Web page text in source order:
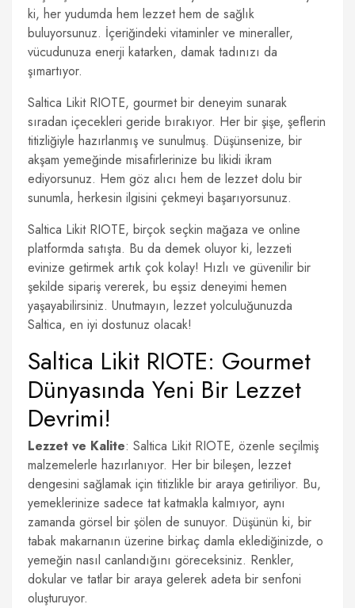
ki, her yudumda hem lezzet hem de sağlık
buluyorsunuz. İçeriğindeki vitaminler ve mineraller,
vücudunuza enerji katarken, damak tadınızı da
şımartıyor.
Saltica Likit RIOTE, gourmet bir deneyim sunarak
sıradan içecekleri geride bırakıyor. Her bir şişe, şeflerin
titizliğiyle hazırlanmış ve sunulmuş. Düşünsenize, bir
akşam yemeğinde misafirlerinize bu likidi ikram
ediyorsunuz. Hem göz alıcı hem de lezzet dolu bir
sunumla, herkesin ilgisini çekmeyi başarıyorsunuz.
Saltica Likit RIOTE, birçok seçkin mağaza ve online
platformda satışta. Bu da demek oluyor ki, lezzeti
evinize getirmek artık çok kolay! Hızlı ve güvenilir bir
şekilde sipariş vererek, bu eşsiz deneyimi hemen
yaşayabilirsiniz. Unutmayın, lezzet yolculuğunuzda
Saltica, en iyi dostunuz olacak!
Saltica Likit RIOTE: Gourmet
Dünyasında Yeni Bir Lezzet
Devrimi!
Lezzet ve Kalite: Saltica Likit RIOTE, özenle seçilmiş
malzemelerle hazırlanıyor. Her bir bileşen, lezzet
dengesini sağlamak için titizlikle bir araya getiriliyor. Bu,
yemeklerinize sadece tat katmakla kalmıyor, aynı
zamanda görsel bir şölen de sunuyor. Düşünün ki, bir
tabak makarnanın üzerine birkaç damla eklediğinizde, o
yemeğin nasıl canlandığını göreceksiniz. Renkler,
dokular ve tatlar bir araya gelerek adeta bir senfoni
oluşturuyor.